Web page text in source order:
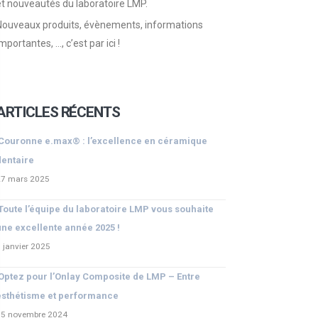
nouveautés du laboratoire LMP.
produits, évènements, informations
…, c’est par ici !
RÉCENTS
e.max® : l’excellence en céramique
mars 2025
l’équipe du laboratoire LMP vous souhaite
excellente année 2025 !
janvier 2025
pour l’Onlay Composite de LMP – Entre
et performance
novembre 2024